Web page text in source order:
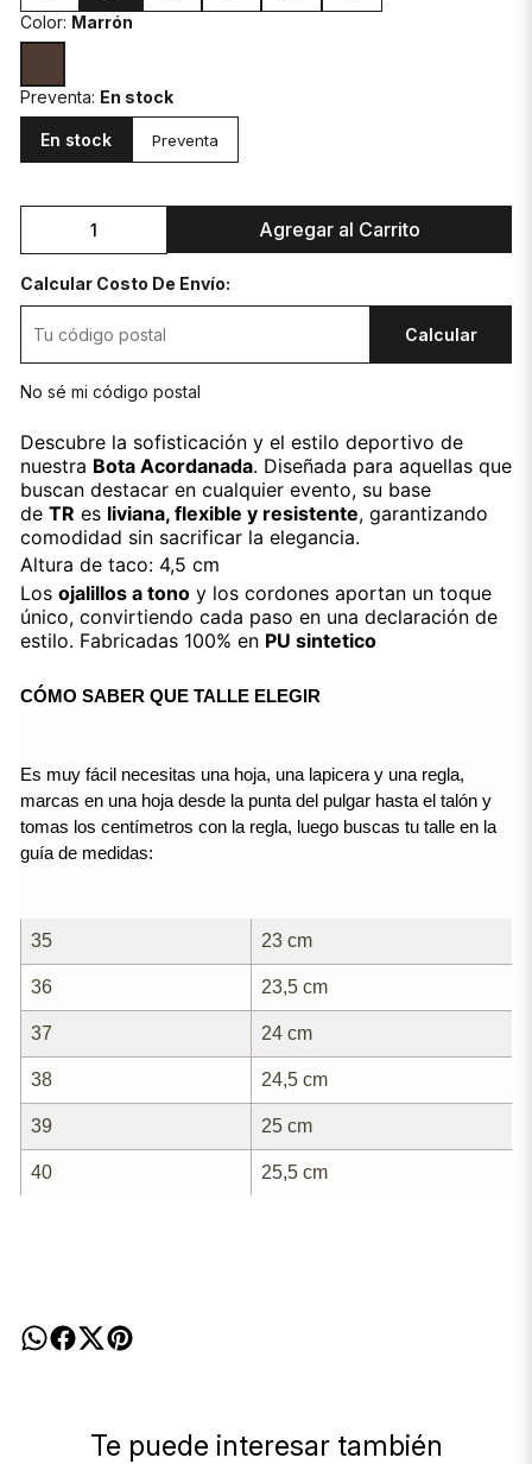
Color: Marrón
Preventa: En stock
En stock Preventa
Agregar al Carrito
Calcular Costo De Envío:
Calcular
No sé mi código postal
Descubre la sofisticación y el estilo deportivo de
nuestra Bota Acordanada. Diseñada para aquellas que
buscan destacar en cualquier evento, su base
de TR es liviana, flexible y resistente, garantizando
comodidad sin sacrificar la elegancia.
Altura de taco: 4,5 cm
Los ojalillos a tonoy los cordones aportan un toque
único, convirtiendo cada paso en una declaración de
estilo. Fabricadas 100% en PU sintetico
CÓMO SABER QUE TALLE ELEGIR
Es muy fácil necesitas una hoja, una lapicera y una regla,
marcas en una hoja desde la punta del pulgar hasta el talón y
tomas los centímetros con la regla, luego buscas tu talle en la
guía de medidas:
35 23 cm
36 23,5 cm
37 24 cm
38 24,5 cm
39 25 cm
40 25,5 cm
Te puede interesar también